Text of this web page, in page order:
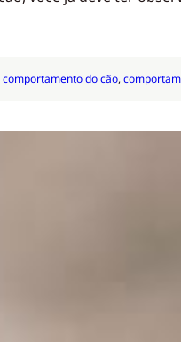
comportamento do cão,